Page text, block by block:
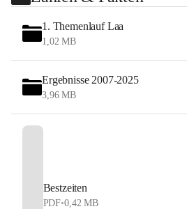
1. Themenlauf Laa
1,02 MB
Ergebnisse 2007-2025
3,96 MB
Bestzeiten
PDF•0,42 MB